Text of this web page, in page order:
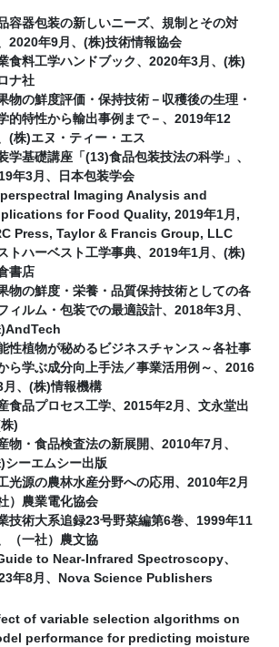
容器包装の新しいニーズ、規制とその対
2020年9月、(株)技術情報協会
食料工学ハンドブック、2020年3月、(株)
ナ社
物の鮮度評価・保持技術－収穫後の生理・
的特性から輸出事例まで－、2019年12
(株)エヌ・ティー・エス
学基礎講座「(13)食品包装技法の科学」、
年3月、日本包装学会
Imaging Analysis and
for Food Quality, 2019年1月,
Press, Taylor & Francis Group, LLC
トハーベスト工学事典、2019年1月、(株)
書店
物の鮮度・栄養・品質保持技術としての各
ィルム・包装での最適設計、2018年3月、
性植物が秘めるビジネスチャンス～各社事
ら学ぶ成分向上手法／事業活用例～、2016
月、(株)情報機構
食品プロセス工学、2015年2月、文永堂出
)
物・食品検査法の新展開、2010年7月、
シーエムシー出版
光源の農林水産分野への応用、2010年2月
社）農業電化協会
技術大系追録23号野菜編第6巻、1999年11
（一社）農文協
to Near-Infrared Spectroscopy、
年8月、Nova Science Publishers
of variable selection algorithms on
performance for predicting moisture